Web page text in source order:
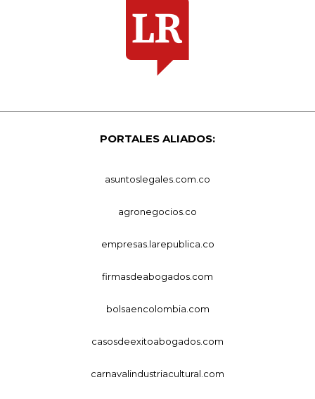
PORTALES ALIADOS:
asuntoslegales.com.co
agronegocios.co
empresas.larepublica.co
firmasdeabogados.com
bolsaencolombia.com
casosdeexitoabogados.com
carnavalindustriacultural.com